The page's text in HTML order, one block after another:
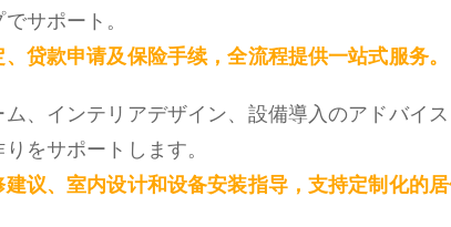
サポート。
贷款申请及保险手续，全流程提供一站式服务。
、インテリアデザイン、設備導入のアドバイ
をサポートします。
议、室内设计和设备安装指导，支持定制化的居